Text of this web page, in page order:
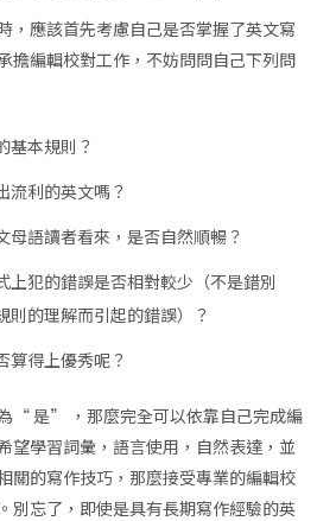
，應該首先考慮自己是否掌握了英文寫
擔編輯校對工作，不妨問問自己下列問
基本規則？
流利的英文嗎？
母語讀者看來，是否自然順暢？
上犯的錯誤是否相對較少（不是錯別
則的理解而引起的錯誤）？
算得上優秀呢？
“ 是” ，那麼完全可以依靠自己完成編
望學習詞彙，語言使用，自然表達，並
關的寫作技巧，那麼接受專業的編輯校
別忘了，即使是具有長期寫作經驗的英